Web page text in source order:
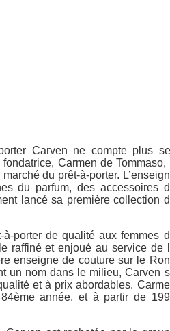
Carven ne compte plus
Carmen de Tommaso,
du prêt-à-porter.
du parfum, des accessoires
lancé sa première collection
porter de qualité aux femmes
raffiné et enjoué au service de
enseigne de couture sur le
un nom dans le milieu, Carven
et à prix abordables.
année, et à partir de